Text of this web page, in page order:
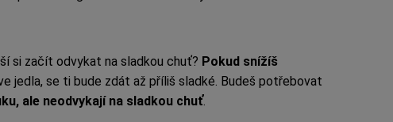
si začít odvykat na sladkou chuť? Pokud snížíš
jedla, se ti bude zdát až příliš sladké. Budeš potřebovat
ale neodvykají na sladkou chuť.